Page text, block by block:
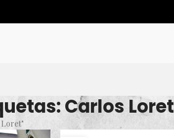
Carlos Loret
Loret"